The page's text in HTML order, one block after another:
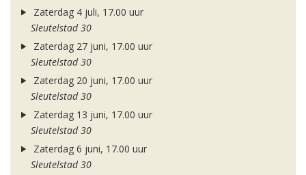
Zaterdag 4 juli, 17.00 uur
Sleutelstad 30
Zaterdag 27 juni, 17.00 uur
Sleutelstad 30
Zaterdag 20 juni, 17.00 uur
Sleutelstad 30
Zaterdag 13 juni, 17.00 uur
Sleutelstad 30
Zaterdag 6 juni, 17.00 uur
Sleutelstad 30